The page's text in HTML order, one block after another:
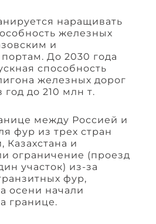
наращивать
железных
и
До 2030 года
способность
железных дорог
год до 210 млн т.
между Россией и
фур из трех стран
и
ограничение (проезд
участок) из-за
фур,
осени начали
границе.